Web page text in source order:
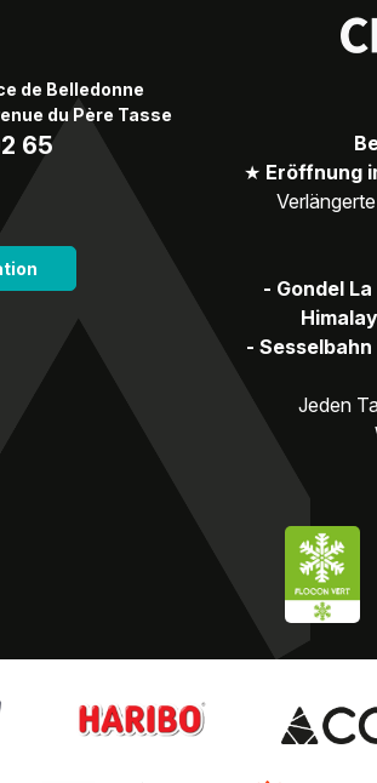
de Belledonne
du Père Tasse
65
★ Eröffnung
- Gondel
-
Jeden